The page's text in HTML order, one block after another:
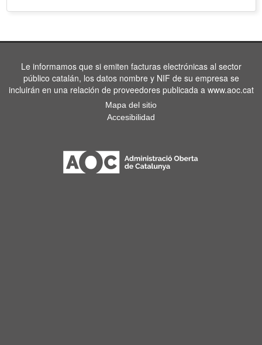
Le informamos que si emiten facturas electrónicas al sector
público catalán, los datos nombre y NIF de su empresa se
incluirán en una relación de proveedores publicada a www.aoc.cat
Mapa del sitio
Accesibilidad